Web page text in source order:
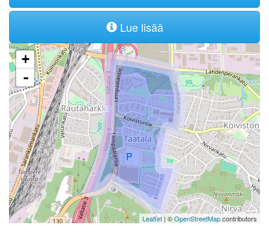
Lue lisää
+
-
Leaflet | ©OpenStreetMapcontributors